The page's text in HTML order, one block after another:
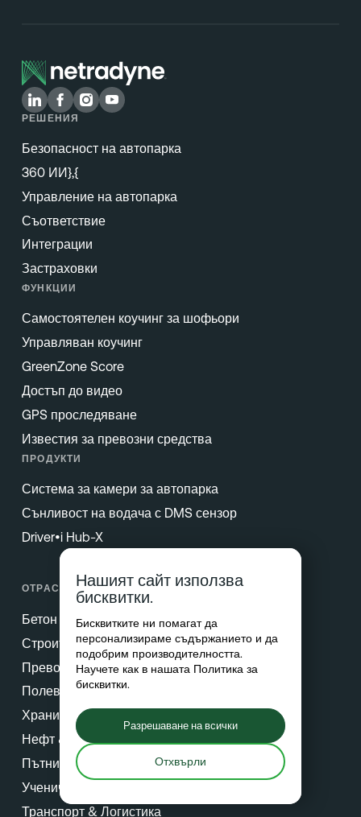
РЕШЕНИЯ
Безопасност на автопарка
360 ИИ},{
Управление на автопарка
Съответствие
Интеграции
Застраховки
ФУНКЦИИ
Самостоятелен коучинг за шофьори
Управляван коучинг
GreenZone Score
Достъп до видео
GPS проследяване
Известия за превозни средства
ПРОДУКТИ
Система за камери за автопарка
Сънливост на водача с DMS сензор
Driver•i Hub-X
ОТРАСЛИ
Бетон
Строителство
Превозни средства за доставки
Полеви услуги
Храни & Напитки
Нефт & Газ
Пътнически транспорт
Ученически транспорт
Транспорт & Логистика
Нашият сайт използва
бисквитки.
Бисквитките ни помагат да
персонализираме съдържанието и да
подобрим производителността.
Научете как в нашата Политика за
бисквитки.
Разрешаване на всички
Отхвърли